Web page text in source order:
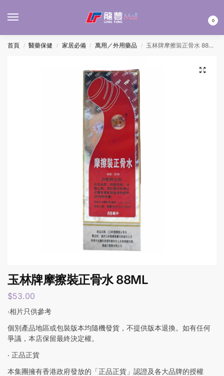
0
首頁 / 醫藥保健 / 家居必備 / 萬用／外用藥品 / 玉林牌摩擦裝正骨水 88ML
玉林牌摩擦裝正骨水 88ML
$53.00
‧相片只供參考
個別產品地區或包裝版本均隨機發貨，不提供版本退換。如有任何
爭議，本店保留最終決定權。
‧ 正品正貨
本集團擁有香港政府發放的「正品正貨」認證及各大品牌的授權